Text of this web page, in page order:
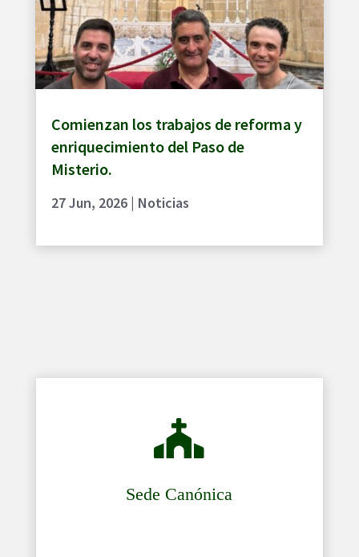
Comienzan los trabajos de reforma y
enriquecimiento del Paso de
Misterio.
27 Jun, 2026| Noticias

Sede Canónica